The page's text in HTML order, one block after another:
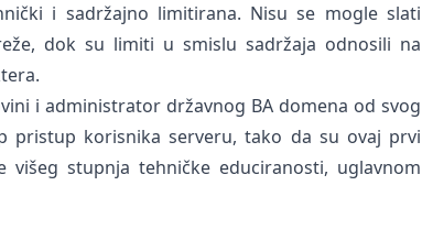
i sadržajno limitirana. Nisu se mogle slati
dok su limiti u smislu sadržaja odnosili na
i administrator državnog BA domena od svog
pristup korisnika serveru, tako da su ovaj prvi
stupnja tehničke educiranosti, uglavnom